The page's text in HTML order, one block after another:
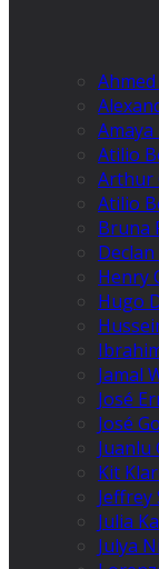
Atilio
Arthur
Atilio
Bruna
Henry
Hugo
Jamal
José
José
Juanlu
Kit
Jeffrey
Julia
Julya